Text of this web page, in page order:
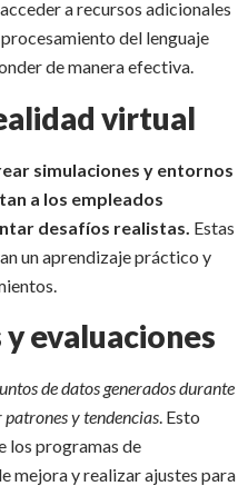
a recursos adicionales
del lenguaje
de manera efectiva.
virtual
simulaciones y entornos
a los empleados
desafíos realistas. Estas
un aprendizaje práctico y
evaluaciones
de datos generados durante
y tendencias. Esto
los programas de
mejora y realizar ajustes para